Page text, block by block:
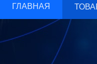
ГЛАВНАЯ